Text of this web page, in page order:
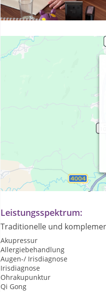
Praxiszeiten:
Termine nach Vereinbarung.
Leistungsspektrum:
Traditionelle und
Akupressur
Allergiebehandlung
Augen-/ Irisdiagnose
Irisdiagnose
Ohrakupunktur
Qi Gong